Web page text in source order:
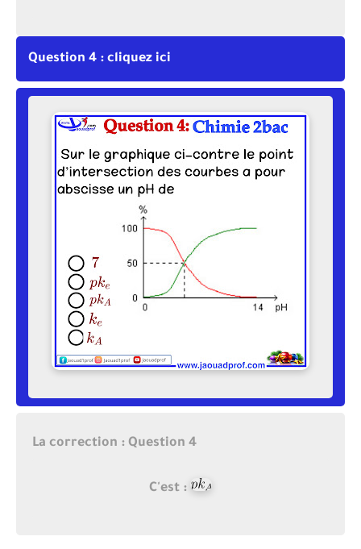
Question 4 : cliquez ici
La correction : Question 4
C'est :